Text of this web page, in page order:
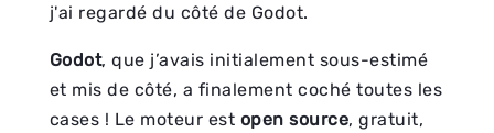
j'ai regardé du côté de Godot.
Godot, que j’avais initialement sous-estimé
et mis de côté, a finalement coché toutes les
cases ! Le moteur est open source, gratuit,